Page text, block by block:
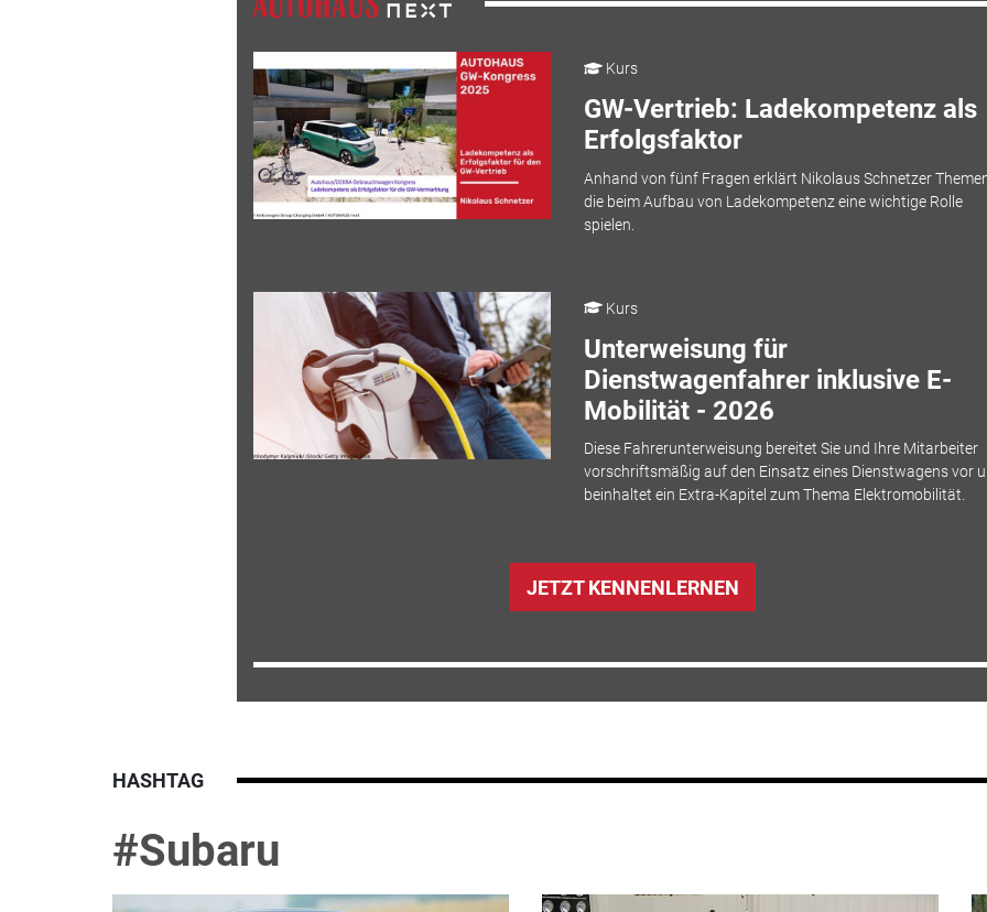
Kurs
GW-Vertrieb: Ladekompetenz als
Erfolgsfaktor
Anhand von fünf Fragen erklärt Nikolaus Schnetzer
die beim Aufbau von Ladekompetenz eine wichtige Rolle
spielen.
Kurs
Unterweisung für
Dienstwagenfahrer inklusive E-
Mobilität - 2026
Diese Fahrerunterweisung bereitet Sie und Ihre Mitarbeiter
vorschriftsmäßig auf den Einsatz eines Dienstwagens vor
beinhaltet ein Extra-Kapitel zum Thema Elektromobilität.
JETZT KENNENLERNEN
HASHTAG
#Subaru